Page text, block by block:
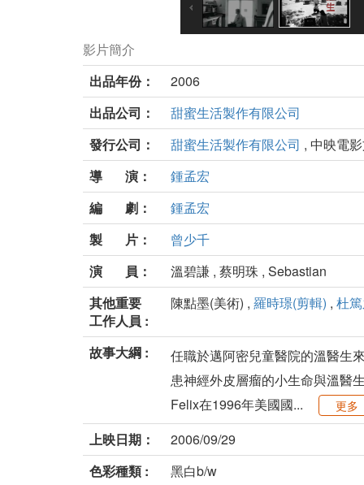
影片簡介
出品年份：
2006
出品公司：
甜蜜生活製作有限公司
發行公司：
甜蜜生活製作有限公司 , 中映電
導 演：
鍾孟宏
編 劇：
鍾孟宏
製 片：
曾少千
演 員：
溫碧謙 , 蔡明珠 , Sebastian
其他重要
工作人員 :
陳點墨(美術) , 羅時璟(剪輯) , 杜
故事大綱 :
任職於邁阿密兒童醫院的溫醫生
患神經外皮層瘤的小生命與溫醫
Felix在1996年美國國...
更多
上映日期：
2006/09/29
色彩種類 :
黑白b/w